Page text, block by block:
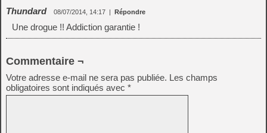
Thundard 08/07/2014, 14:17 | Répondre
Une drogue !! Addiction garantie !
Commentaire ¬
Votre adresse e-mail ne sera pas publiée. Les champs
obligatoires sont indiqués avec *